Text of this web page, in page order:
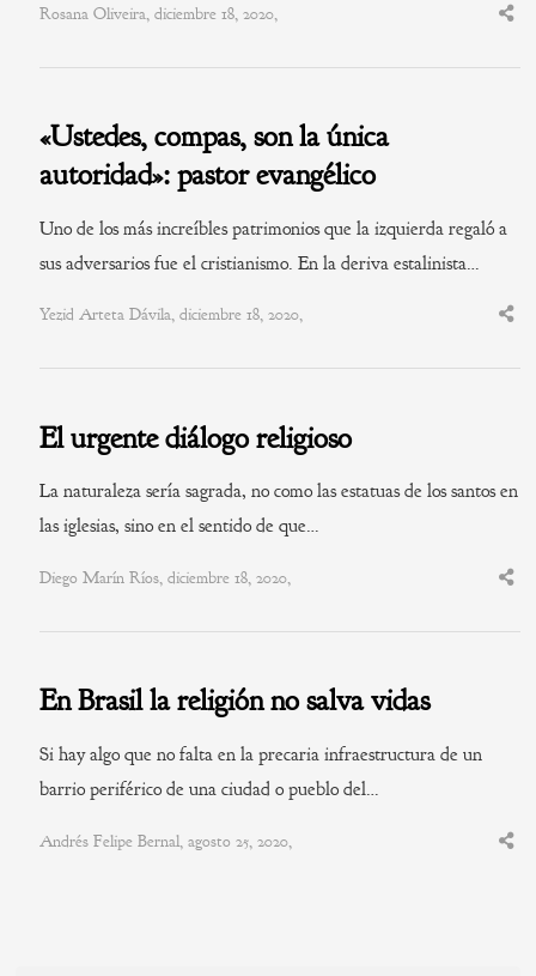
Rosana Oliveira, diciembre 18, 2020,
«Ustedes, compas, son la única
autoridad»: pastor evangélico
Uno de los más increíbles patrimonios que la izquierda regaló a
sus adversarios fue el cristianismo. En la deriva estalinista…
Yezid Arteta Dávila, diciembre 18, 2020,
El urgente diálogo religioso
La naturaleza sería sagrada, no como las estatuas de los santos en
las iglesias, sino en el sentido de que…
Diego Marín Ríos, diciembre 18, 2020,
En Brasil la religión no salva vidas
Si hay algo que no falta en la precaria infraestructura de un
barrio periférico de una ciudad o pueblo del…
Andrés Felipe Bernal, agosto 25, 2020,